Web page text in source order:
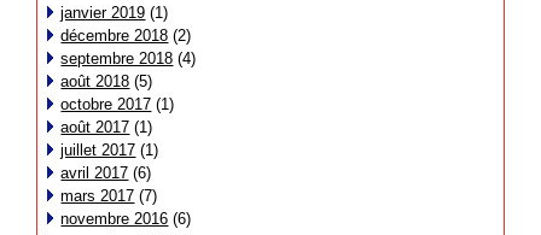
janvier 2019 (1)
décembre 2018 (2)
septembre 2018 (4)
août 2018 (5)
octobre 2017 (1)
août 2017 (1)
juillet 2017 (1)
avril 2017 (6)
mars 2017 (7)
novembre 2016 (6)